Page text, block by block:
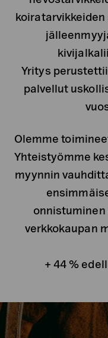
Yritys
palvellut
Olemme
Yhteistyömme
myynnin
verkkokaupan
+ 44 %